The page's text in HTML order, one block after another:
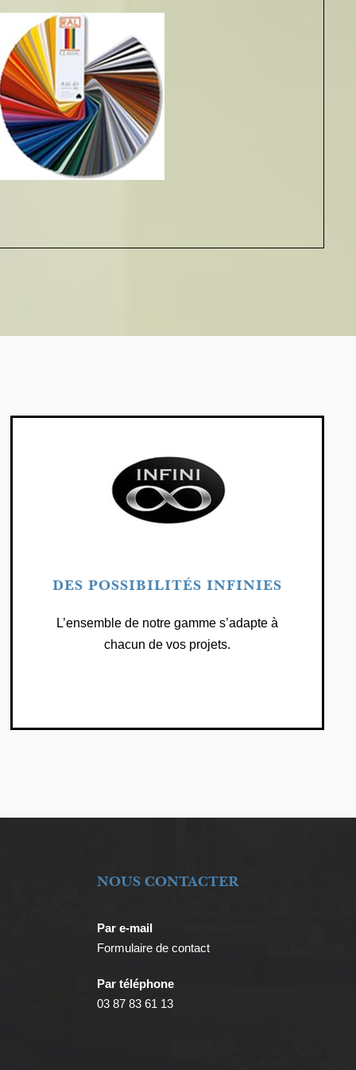
DES POSSIBILITÉS INFINIES
L’ensemble de notre gamme s’adapte à
chacun de vos projets.
NOUS CONTACTER
Par e-mail
Formulaire de contact
Par téléphone
03 87 83 61 13